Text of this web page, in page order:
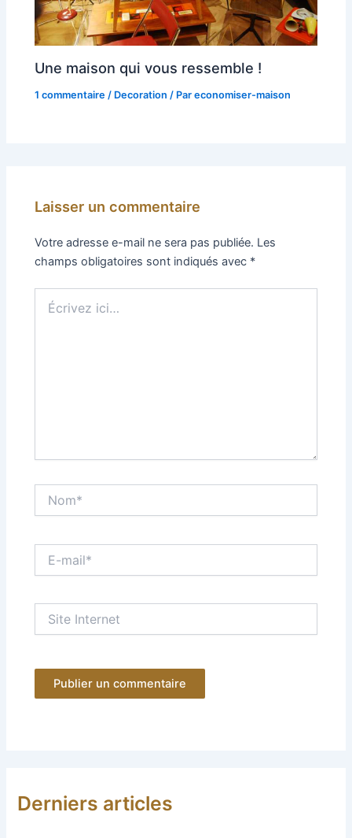
Une maison qui vous ressemble !
1 commentaire / Decoration / Pareconomiser-maison
Laisser un commentaire
Votre adresse e-mail ne sera pas publiée. Les
champs obligatoires sont indiqués avec *
ici…
mail*
Internet
Derniers articles